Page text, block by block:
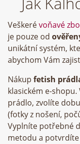
Veškerévoňavé
je pouze od
unikátní systém,
abychom Vám
Nákup fetish
klasickém e-shopu.
prádlo, zvolíte
(fotky z nošení,
Vyplníte potřebné
metodu a